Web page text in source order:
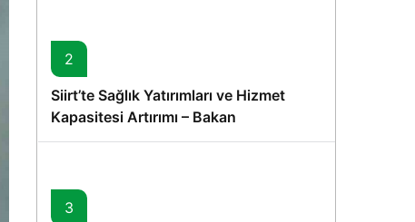
2
Siirt’te Sağlık Yatırımları ve Hizmet
Kapasitesi Artırımı – Bakan
Memişoğlu’nun Ziyareti
3